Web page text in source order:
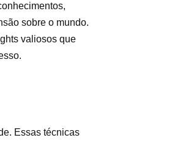
sobre o mundo.
valiosos que
Essas técnicas